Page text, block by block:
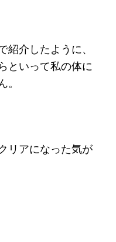
紹介したように、
といって私の体に
。
リアになった気が